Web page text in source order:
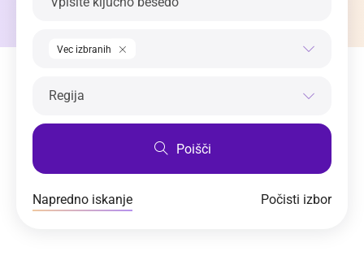
Vec izbranih
Regija
Poišči
Napredno iskanje Počisti izbor